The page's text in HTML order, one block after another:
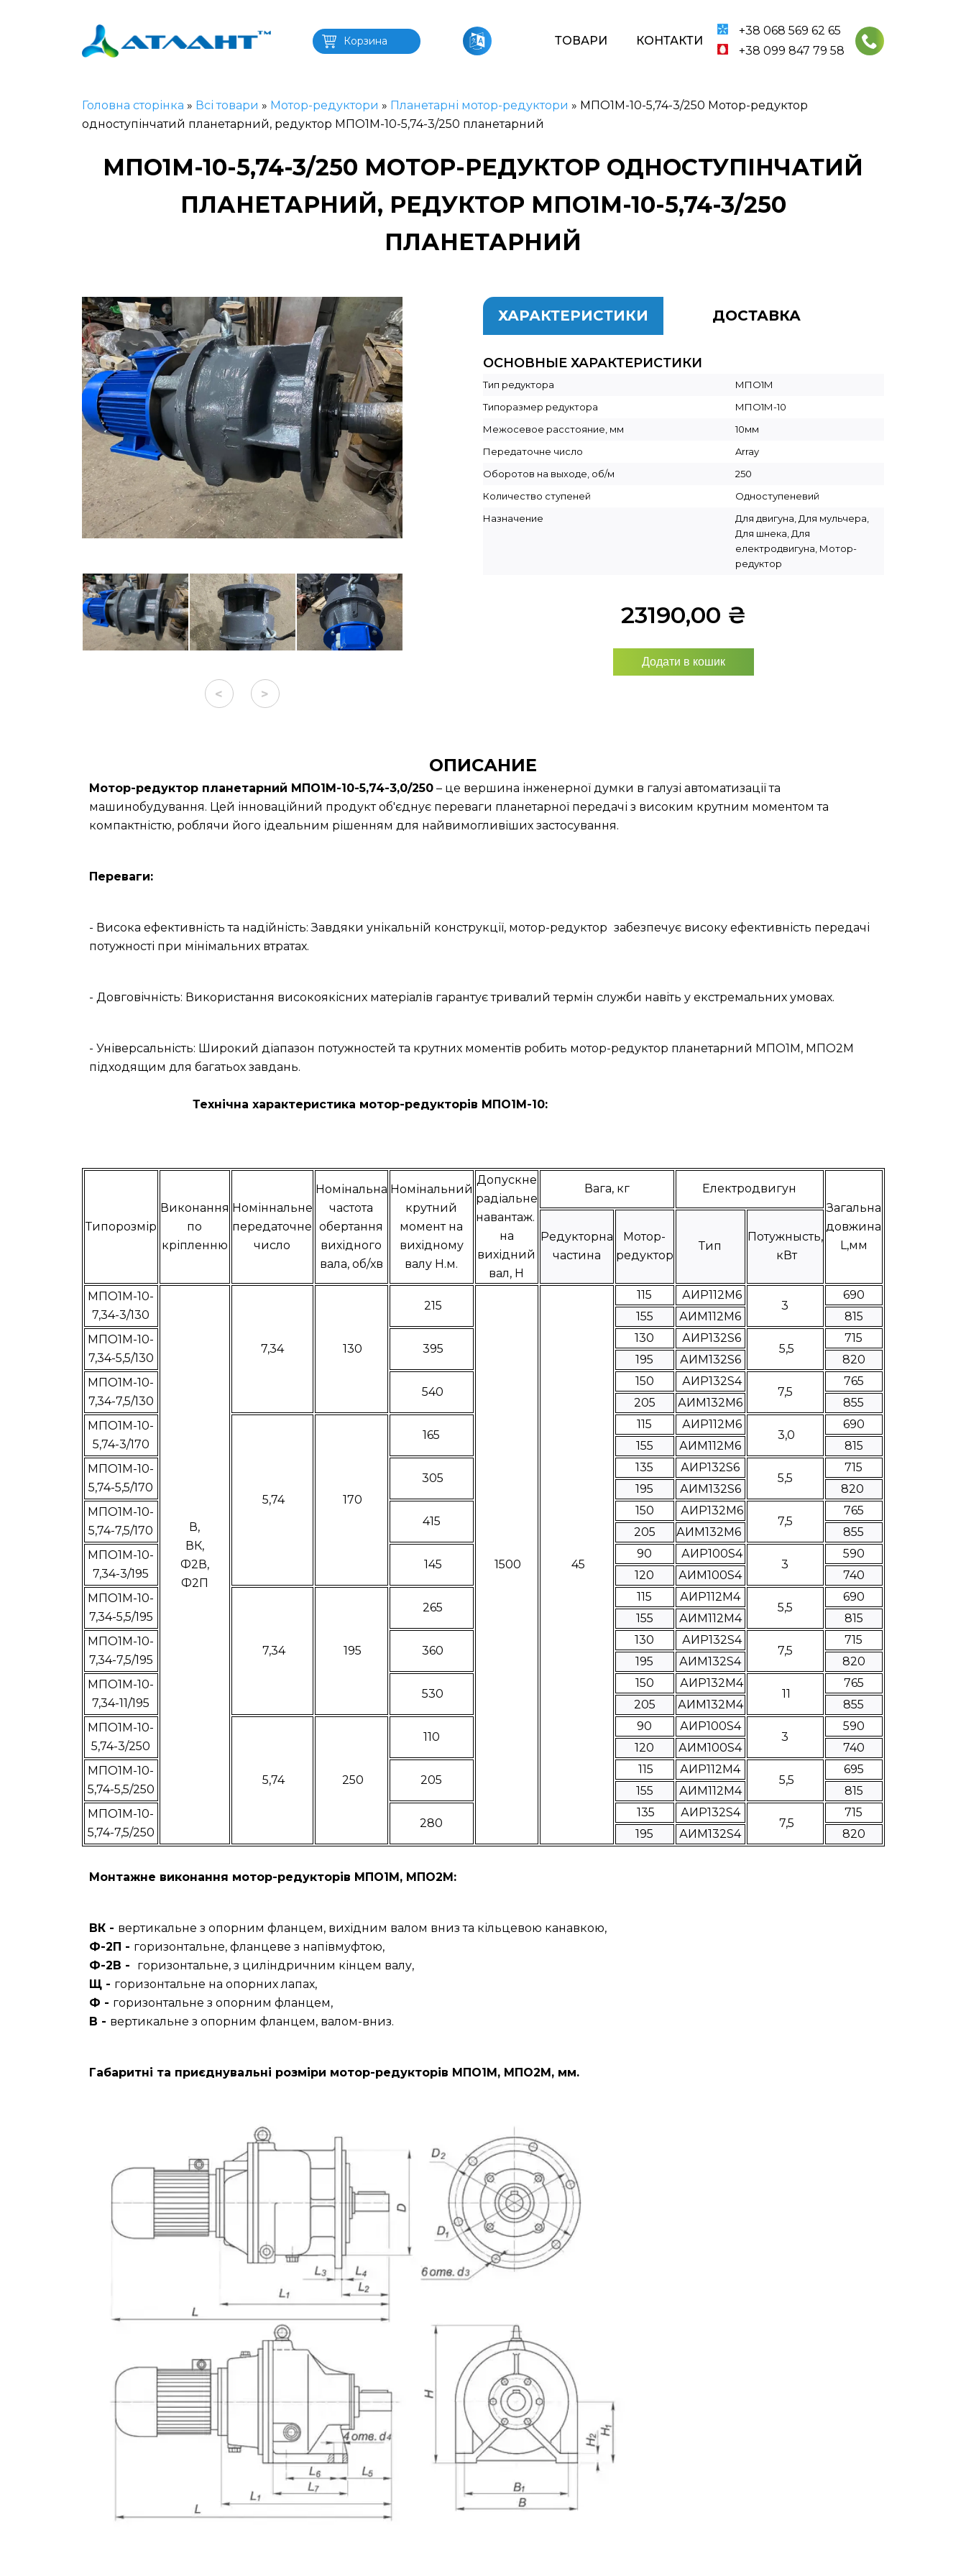
Корзина ТОВАРИ КОНТАКТИ
+38 068 569 62 65
+38 099 847 79 58
Головна сторінка » Всі товари » Мотор-редуктори » Планетарні мотор-редуктори » МПО1М-10-5,74-3/250 Мотор-редуктор
одноступінчатий планетарний, редуктор МПО1М-10-5,74-3/250 планетарний
МПО1М-10-5,74-3/250 МОТОР-РЕДУКТОР ОДНОСТУПІНЧАТИЙ
ПЛАНЕТАРНИЙ, РЕДУКТОР МПО1М-10-5,74-3/250
ПЛАНЕТАРНИЙ
< >
ХАРАКТЕРИСТИКИ ДОСТАВКА
ОСНОВНЫЕ ХАРАКТЕРИСТИКИ
Тип редуктора
МПО1М
Типоразмер редуктора
МПО1М-10
Межосевое расстояние, мм
10мм
Передаточне число
Array
Оборотов на выходе, об/м
250
Количество ступеней
Одноступеневий
Назначение
Для двигуна, Для мульчера,
Для шнека, Для
електродвигуна, Мотор-
редуктор
23190,00 ₴
Додати в кошик
ОПИСАНИЕ
Мотор-редуктор планетарний МПО1М-10-5,74-3,0/250– це вершина інженерної думки в галузі автоматизації та
машинобудування. Цей інноваційний продукт об'єднує переваги планетарної передачі з високим крутним моментом та
компактністю, роблячи його ідеальним рішенням для найвимогливіших застосування.
Переваги:
- Висока ефективність та надійність: Завдяки унікальній конструкції, мотор-редуктор забезпечує високу ефективність передачі
потужності при мінімальних втратах.
- Довговічність: Використання високоякісних матеріалів гарантує тривалий термін служби навіть у екстремальних умовах.
- Універсальність: Широкий діапазон потужностей та крутних моментів робить мотор-редуктор планетарний МПО1М, МПО2М
підходящим для багатьох завдань.
Технічна характеристика мотор-редукторів МПО1М-10:
Типорозмір
Виконання
по
кріпленню
Номіннальне
передаточне
число
Номінальна
частота
обертання
вихідного
вала, об/хв
Номінальний
крутний
момент на
вихідному
валу Н.м.
Допускне
радіальне
навантаж.
на
вихідний
вал, Н
Вага, кг
Електродвигун
Загальна
довжина
L,мм
Редукторна
частина
Мотор-
редуктор
Тип
Потужнысть,
кВт
МПО1М-10-
7,34-3/130
В,
ВК,
Ф2В,
Ф2П
7,34 130
215
1500 45
115 АИР112М6
3
690
155
АИМ112М6
815
МПО1М-10-
7,34-5,5/130
395
130 АИР132S6
5,5
715
195
АИМ132S6
820
МПО1М-10-
7,34-7,5/130
540
150 АИР132S4
7,5
765
205
АИМ132М6
855
МПО1М-10-
5,74-3/170
5,74 170
165
115 АИР112М6
3,0
690
155
АИМ112М6
815
МПО1М-10-
5,74-5,5/170
305
135 АИР132S6
5,5
715
195
АИМ132S6
820
МПО1М-10-
5,74-7,5/170
415
150 АИР132M6
7,5
765
205
АИМ132M6
855
МПО1М-10-
7,34-3/195
145
90 АИР100S4
3
590
120
АИМ100S4
740
МПО1М-10-
7,34-5,5/195
7,34 195
265
115 АИР112М4
5,5
690
155
АИМ112М4
815
МПО1М-10-
7,34-7,5/195
360
130 АИР132S4
7,5
715
195
АИМ132S4
820
МПО1М-10-
7,34-11/195
530
150 АИР132М4
11
765
205
АИМ132М4
855
МПО1М-10-
5,74-3/250
5,74 250
110
90 АИР100S4
3
590
120
АИМ100S4
740
МПО1М-10-
5,74-5,5/250
205
115 АИР112M4
5,5
695
155
АИМ112M4
815
МПО1М-10-
5,74-7,5/250
280
135 АИР132S4
7,5
715
195
АИМ132S4 820
Монтажне виконання мотор-редукторів МПО1М, МПО2М:
ВК - вертикальне з опорним фланцем, вихідним валом вниз та кільцевою канавкою,
Ф-2П - горизонтальне, фланцеве з напівмуфтою,
Ф-2В - горизонтальне, з циліндричним кінцем валу,
Щ - горизонтальне на опорних лапах,
Ф - горизонтальне з опорним фланцем,
В - вертикальне з опорним фланцем, валом-вниз.
Габаритні та приєднувальні розміри мотор-редукторів МПО1М, МПО2М, мм.